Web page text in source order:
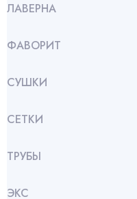
ЛАВЕРНА
ФАВОРИТ
СУШКИ
СЕТКИ
ТРУБЫ
ЭКС